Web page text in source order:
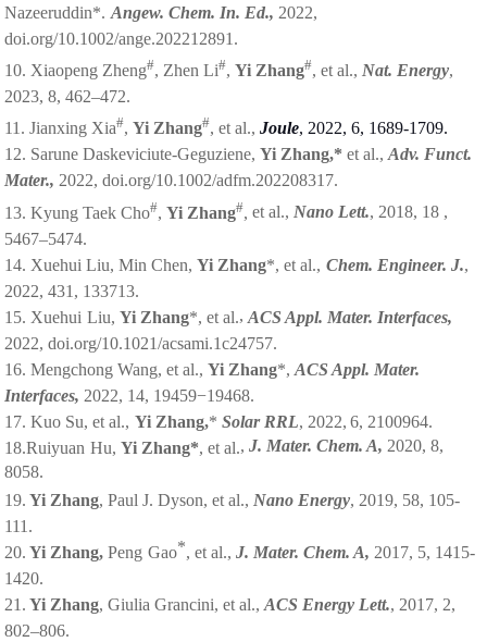
Nazeeruddin*. Angew. Chem. In. Ed., 2022,
doi.org/10.1002/ange.202212891.
10. Xiaopeng Zheng#, Zhen Li#,Yi Zhang#, et al., Nat. Energy,
2023, 8, 462–472.
11. Jianxing Xia#,Yi Zhang#, et al., Joule, 2022, 6, 1689-1709.
12. Sarune Daskeviciute-Geguziene,Yi Zhang,*et al., Adv. Funct.
Mater., 2022, doi.org/10.1002/adfm.202208317.
13. Kyung Taek Cho#,Yi Zhang#, et al.,Nano Lett., 2018, 18 ,
5467–5474.
14. Xuehui Liu, Min Chen,Yi Zhang*, et al., Chem. Engineer. J.,
2022, 431, 133713.
15. Xuehui Liu, Yi Zhang*, et al., ACS Appl. Mater. Interfaces,
2022, doi.org/10.1021/acsami.1c24757.
16. Mengchong Wang, et al.,Yi Zhang*,ACS Appl. Mater.
Interfaces, 2022, 14, 19459−19468.
17. Kuo Su, et al., Yi Zhang,* Solar RRL, 2022, 6, 2100964.
18.Ruiyuan Hu, Yi Zhang*, et al., J. Mater. Chem. A, 2020, 8,
8058.
19. Yi Zhang, Paul J. Dyson, et al., Nano Energy, 2019, 58, 105-
111.
20. Yi Zhang,Peng Gao*, et al., J. Mater. Chem. A, 2017, 5, 1415-
1420.
21. Yi Zhang, Giulia Grancini, et al., ACS Energy Lett., 2017, 2,
802–806.